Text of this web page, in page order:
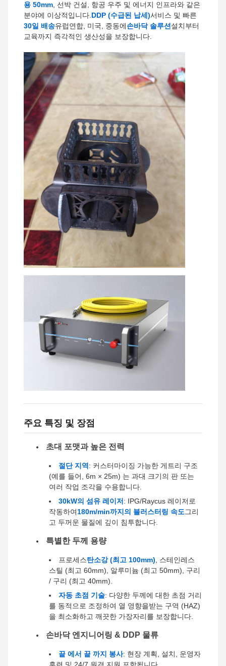
용 50mm , 선박 건설, 항공 우주 및 에너지 인프라와 같은
분야에 이상적입니다. DDP (수급된 납세)서비스 및 빠른
30일 배송유럽연합, 미국, 중동에손바닥 솔루션 설치부터
교육까지 즉각적인 생산성을 보장합니다.
주요 특징 및 장점
초대 포맷과 높은 전력
절단 지역: 커스터마이징 가능한 게트리 구조
(예를 들어, 6m × 25m) 는 과대 크기의 판 또는
여러 작업 조각을 수용합니다.
30kW의 섬유 레이저 : IPG/Raycus 레이저로
작동하여180m/min까지의 블러스터링 속도그리
고 두꺼운 물질에 깊이 침투합니다.
특별한 두께 용량
프로세스탄소강 (최고 100mm) , 스테인레스
스틸 (최고 60mm), 알루미늄 (최고 50mm), 구리
/ 구리 (최고 40mm).
자동 초점 기술: 다양한 두께에 대한 초점 거리
를 동적으로 조정하여 열 영향을받는 구역 (HAZ)
을 최소화하고 깨끗한 가장자리를 보장합니다.
손바닥 엔지니어링 & DDP 물류
끝 에서 끝 까지 봉사: 현장 계획, 설치, 운영자
훈련 및 24/7 원격 지원 포함됩니다.